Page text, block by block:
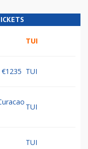
TUI
TUI
TUI
TUI